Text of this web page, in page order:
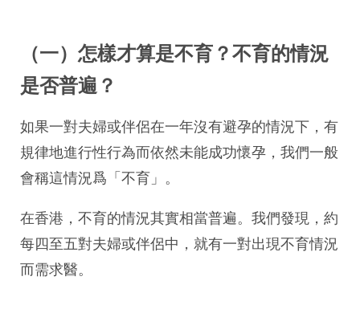
（一）怎樣才算是不育？不育的情況
是否普遍？
如果一對夫婦或伴侶在一年沒有避孕的情況下，有
規律地進行性行為而依然未能成功懷孕，我們一般
會稱這情況爲「不育」。
在香港，不育的情況其實相當普遍。我們發現，約
每四至五對夫婦或伴侶中，就有一對出現不育情況
而需求醫。